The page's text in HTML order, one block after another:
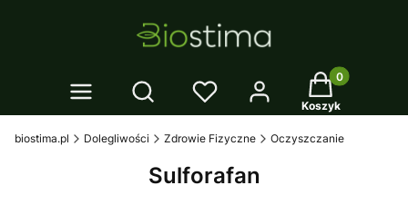
Otwórz wyszukiwarkę Twój koszyk:
Koszyk
biostima.pl Dolegliwości Zdrowie Fizyczne Oczyszczanie
Sulforafan